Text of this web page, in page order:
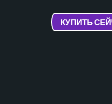
КУПИТЬ